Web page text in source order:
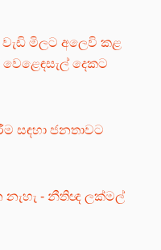
මිලට අලෙවි කළ
දෙකට
සඳහා ජනතාවට
නැහැ - නීතිඥ ලක්මල්